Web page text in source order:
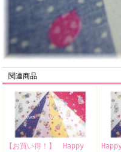
関連商品
【お買い得！】 Happy